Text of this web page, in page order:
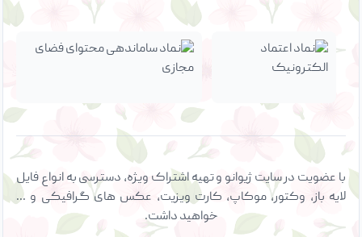
با عضویت در سایت ژیوانو و تهیه اشتراک ویژه، دسترسی به انواع فایل
لایه باز، وکتور، موکاپ، کارت ویزیت، عکس های گرافیکی و ...
خواهید داشت.